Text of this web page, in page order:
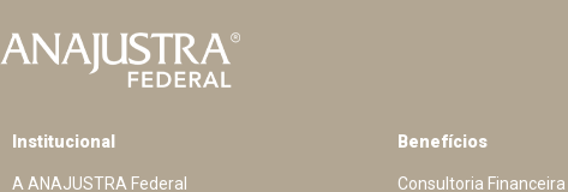
Institucional
A ANAJUSTRA Federal
Benefícios
Consultoria Financeira